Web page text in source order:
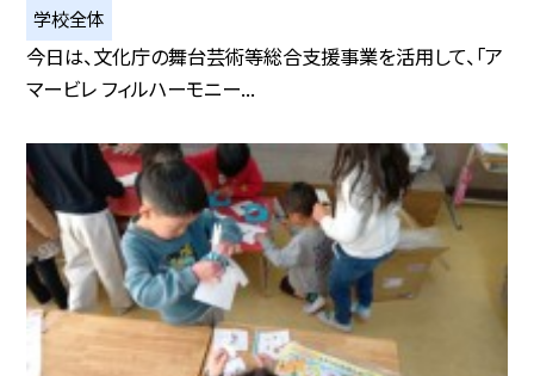
学校全体
今日は、文化庁の舞台芸術等総合支援事業を活用して、「ア
マービレ フィルハーモニー...